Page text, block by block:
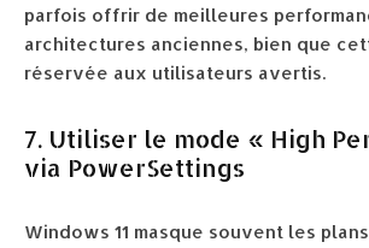
parfois offrir de meilleures
architectures anciennes, bien que
réservée aux utilisateurs avertis.
7. Utiliser le mode « High
via PowerSettings
Windows 11 masque souvent les